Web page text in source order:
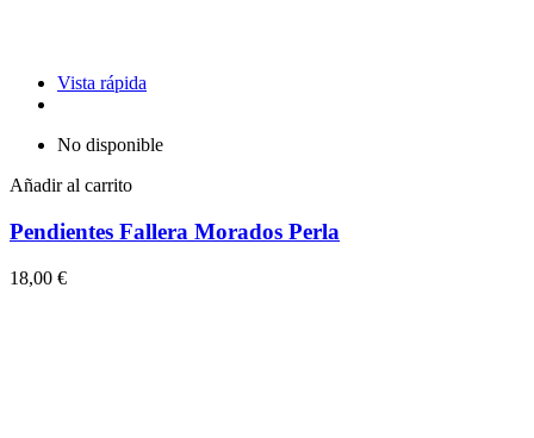
Vista rápida
No disponible
Añadir al carrito
Pendientes Fallera Morados Perla
18,00 €